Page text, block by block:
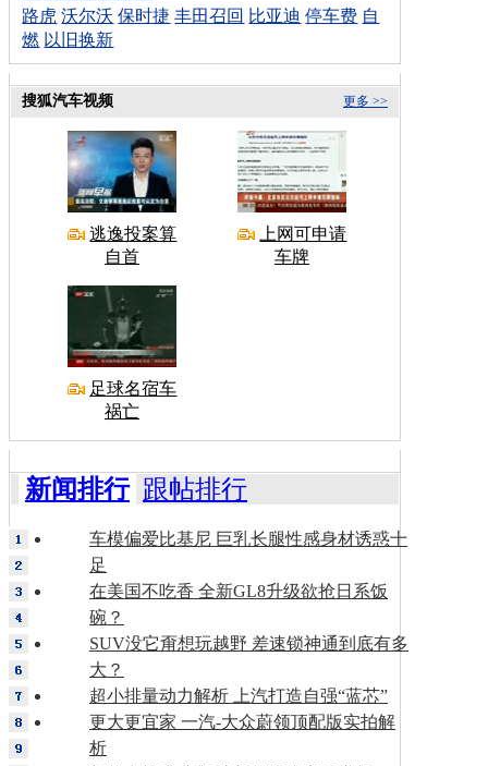
路虎 沃尔沃 保时捷 丰田召回 比亚迪 停车费 自
燃 以旧换新
更多 >>
搜狐汽车视频
逃逸投案算
自首
上网可申请
车牌
足球名宿车
祸亡
新闻排行 跟帖排行
车模偏爱比基尼 巨乳长腿性感身材诱惑十
足
在美国不吃香 全新GL8升级欲抢日系饭
碗？
SUV没它甭想玩越野 差速锁神通到底有多
大？
超小排量动力解析 上汽打造自强“蓝芯”
更大更宜家 一汽-大众蔚领顶配版实拍解
析